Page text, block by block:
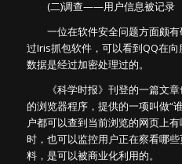
(二)调查——用户信息被记录
一位在软件安全问题方面颇有
过Iris抓包软件，可以看到QQ在
数据是经过加密处理过的。
《科学时报》刊登的一篇文章
的浏览器程序，提供的一项叫做“
户都可以查到当前浏览的网页上
时，也可以监控用户正在察看哪
料，是可以被商业化利用的。